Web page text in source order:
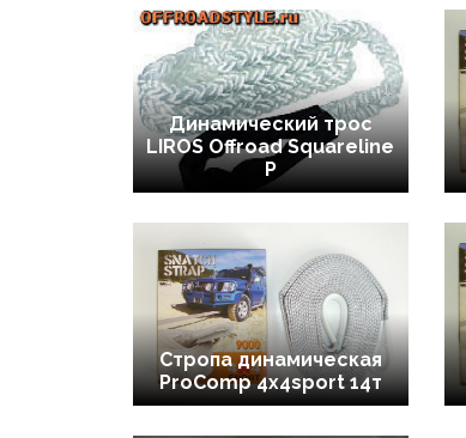
Динамический трос
LIROS Offroad Squareline
P
Стропа динамическая
ProComp 4x4sport 14т